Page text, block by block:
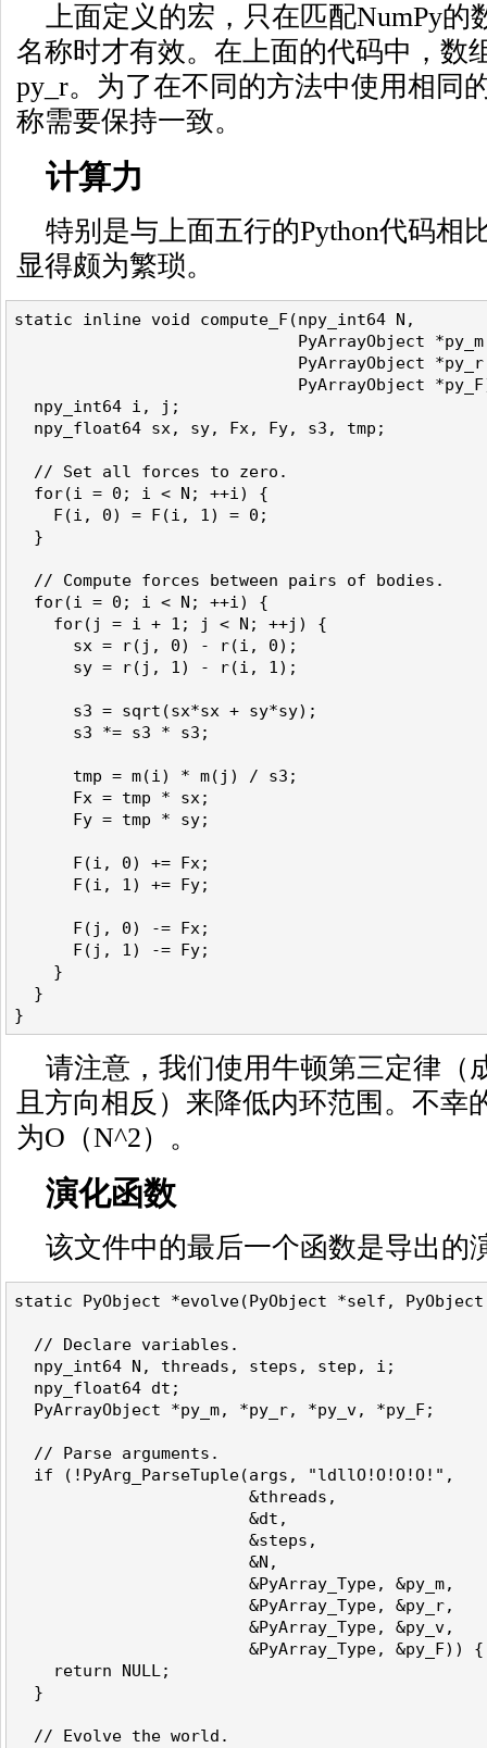
上面定义的宏，只在匹配NumPy的
名称时才有效。在上面的代码中，数
py_r。为了在不同的方法中使用相同
称需要保持一致。
计算力
特别是与上面五行的Python代码相
显得颇为繁琐。
static inline void compute_F(npy_int64 N,
PyArrayObject
PyArrayObject
PyArrayObject
  npy_int64 i, j;
  npy_float64 sx, sy, Fx, Fy, s3, tmp;
  // Set all forces to zero.
  for(i = 0; i < N; ++i) {
    F(i, 0) = F(i, 1) = 0;
  }
  // Compute forces between pairs of bodies.
  for(i = 0; i < N; ++i) {
    for(j = i + 1; j < N; ++j) {
      sx = r(j, 0) - r(i, 0);
      sy = r(j, 1) - r(i, 1);
      s3 = sqrt(sx*sx + sy*sy);
      s3 *= s3 * s3;
      tmp = m(i) * m(j) / s3;
      Fx = tmp * sx;
      Fy = tmp * sy;
      F(i, 0) += Fx;
      F(i, 1) += Fy;
      F(j, 0) -= Fx;
      F(j, 1) -= Fy;
    }
  }
请注意，我们使用牛顿第三定律（
且方向相反）来降低内环范围。不幸
为O（N^2）。
演化函数
该文件中的最后一个函数是导出的
static PyObject *evolve(PyObject *self,
  // Declare variables.
  npy_int64 N, threads, steps, step, i;
  npy_float64 dt;
  PyArrayObject *py_m, *py_r, *py_v, *py_F;
  // Parse arguments.
  if (!PyArg_ParseTuple(args, "ldllO!O!O!O!",
                        &threads,
                        &dt,
                        &steps,
                        &N,
                        &PyArray_Type, &py_m,
                        &PyArray_Type, &py_r,
                        &PyArray_Type, &py_v,
                        &PyArray_Type, &py_F)) {
    return NULL;
  }
  // Evolve the world.